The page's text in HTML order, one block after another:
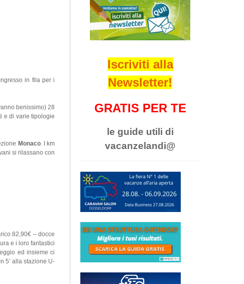
in fila per i
benissimo) 28
e di varie tipologie
Monaco. I km
si rilassano con
82,90€ – docce
e i loro fantastici
ed insieme ci
5’ alla stazione U-
Iscriviti alla
Newsletter!
GRATIS PER TE
le guide utili di
vacanzelandi@